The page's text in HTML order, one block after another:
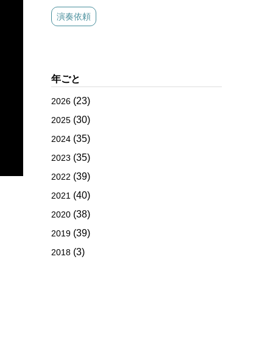
演奏依頼
年ごと
2026 (23)
2025 (30)
2024 (35)
2023 (35)
2022 (39)
2021 (40)
2020 (38)
2019 (39)
2018 (3)